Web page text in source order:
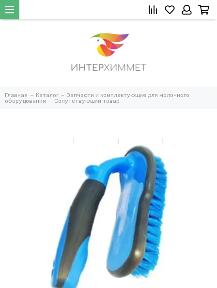
Главная Каталог
Запчасти и комплектующие для молочного
оборудования
Сопутствующий товар